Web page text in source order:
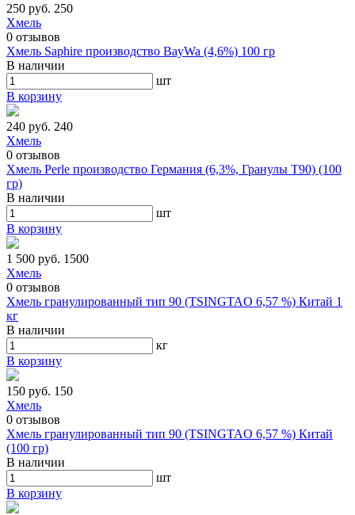
250 руб. 250
Хмель
0 отзывов
Хмель Saphire производство BayWa (4,6%) 100 гр
В наличии
шт
В корзину
240 руб. 240
Хмель
0 отзывов
Хмель Perle производство Германия (6,3%, Гранулы Т90) (100
гр)
В наличии
шт
В корзину
1 500 руб. 1500
Хмель
0 отзывов
Хмель гранулированный тип 90 (TSINGTAO 6,57 %) Китай 1
кг
В наличии
кг
В корзину
150 руб. 150
Хмель
0 отзывов
Хмель гранулированный тип 90 (TSINGTAO 6,57 %) Китай
(100 гр)
В наличии
шт
В корзину